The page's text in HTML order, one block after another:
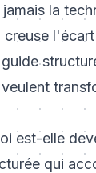
la
est-elle
qui